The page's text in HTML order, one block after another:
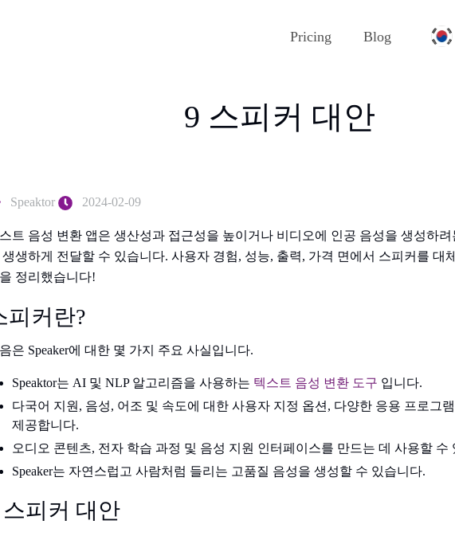
Pricing Blog
9 스피커 대안
Speaktor 2024-02-09
트 음성 변환 앱은 생산성과 접근성을 높이거나 비디오에 인공 음성을 생성하려
생생하게 전달할 수 있습니다. 사용자 경험, 성능, 출력, 가격 면에서 스피커를 대
정리했습니다!
피커란?
은 Speaker에 대한 몇 가지 주요 사실입니다.
Speaktor는 AI 및 NLP 알고리즘을 사용하는 텍스트 음성 변환 도구 입니다.
다국어 지원, 음성, 어조 및 속도에 대한 사용자 지정 옵션, 다양한 응용 프로그
제공합니다.
오디오 콘텐츠, 전자 학습 과정 및 음성 지원 인터페이스를 만드는 데 사용할 수
Speaker는 자연스럽고 사람처럼 들리는 고품질 음성을 생성할 수 있습니다.
스피커 대안